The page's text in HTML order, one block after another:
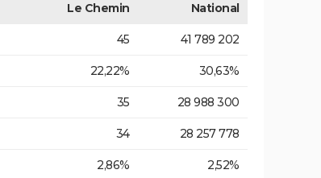
Le Chemin National
45 41 789 202
22,22% 30,63%
35 28 988 300
34 28 257 778
2,86% 2,52%